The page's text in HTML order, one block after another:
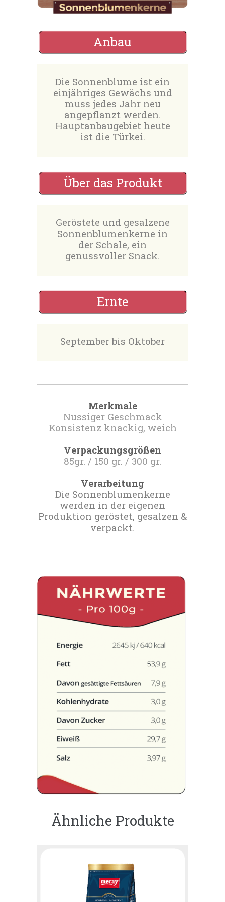
Anbau
Die Sonnenblume ist ein
einjähriges Gewächs und
muss jedes Jahr neu
angepflanzt werden.
Hauptanbaugebiet heute
ist die Türkei.
Über das Produkt
Geröstete und gesalzene
Sonnenblumenkerne in
der Schale, ein
genussvoller Snack.
Ernte
September bis Oktober
Merkmale
Nussiger Geschmack
Konsistenz knackig, weich
Verpackungsgrößen
85gr. / 150 gr. / 300 gr.
Verarbeitung
Die Sonnenblumenkerne
werden in der eigenen
Produktion geröstet, gesalzen &
verpackt.
Ähnliche Produkte